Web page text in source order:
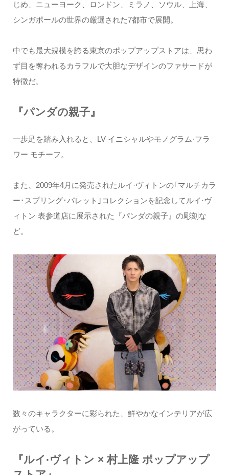
じめ、ニューヨーク、ロンドン、ミラノ、ソウル、上海、
シンガポールの世界の厳選された7都市で展開。
中でも最大規模を誇る東京のポップアップストアは、思わ
ず目を奪われるカラフルで大胆なデザインのファサードが
特徴だ。
『パンダの親子』
一歩足を踏み入れると、LV イニシャルやモノグラム·フラ
ワー モチーフ。
また、2009年4月に発売されたルイ·ヴィトンの｢マルチカラ
ー･スプリング･パレット｣コレクションを記念してルイ·ヴ
ィトン 表参道店に展示された『パンダの親子』の彫刻な
ど。
数々のキャラクターに彩られた、鮮やかなインテリアが広
がっている。
『ルイ·ヴィトン × 村上隆 ポップアップ